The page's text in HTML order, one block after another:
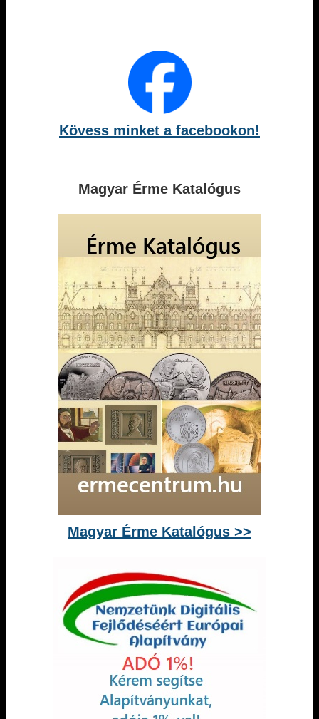
Kövess minket a facebookon!
Magyar Érme Katalógus
Magyar Érme Katalógus >>